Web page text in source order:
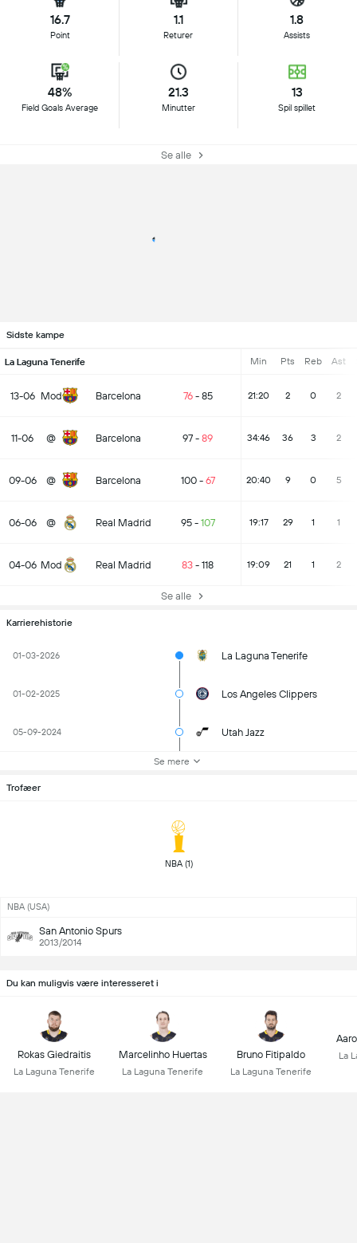
16.7
Point
1.1
Returer
1.8
Assists
48%
Field Goals Average
21.3
Minutter
13
Spil spillet
Se alle
Sidste kampe
La Laguna Tenerife Min Pts Reb Ast
13-06 Mod Barcelona 76- 85 21:20 2 0 2
11-06 @ Barcelona 97 - 89 34:46 36 3 2
09-06 @ Barcelona 100- 67 20:40 9 0 5
06-06 @ Real Madrid 95- 107 19:17 29 1 1
04-06 Mod Real Madrid 83 - 118 19:09 21 1 2
Se alle
Karrierehistorie
01-03-2026 La Laguna Tenerife
01-02-2025 Los Angeles Clippers
05-09-2024 Utah Jazz
Se mere
Trofæer
NBA (1)
NBA (USA)
San Antonio Spurs
2013/2014
Du kan muligvis være interesseret i
Rokas Giedraitis
La Laguna Tenerife
Marcelinho Huertas
La Laguna Tenerife
Bruno Fitipaldo
La Laguna Tenerife
La